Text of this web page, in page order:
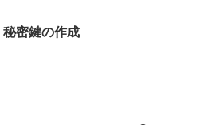
秘密鍵の作成